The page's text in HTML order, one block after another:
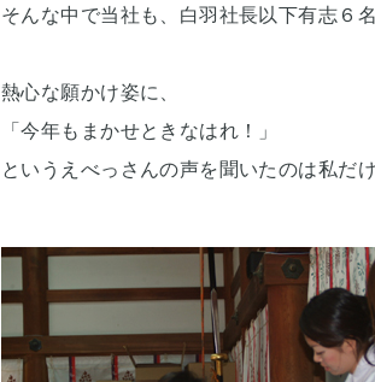
そんな中で当社も、白羽社長以下有志６
熱心な願かけ姿に、
「今年もまかせときなはれ！」
というえべっさんの声を聞いたのは私だ